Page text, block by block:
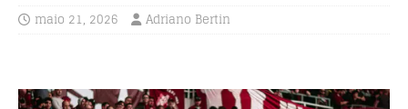
maio 21, 2026 Adriano Bertin